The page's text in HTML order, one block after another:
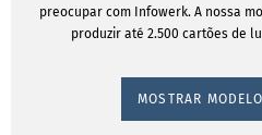
preocupar com Infowerk. A nossa
produzir até 2.500 cartões de
MOSTRAR